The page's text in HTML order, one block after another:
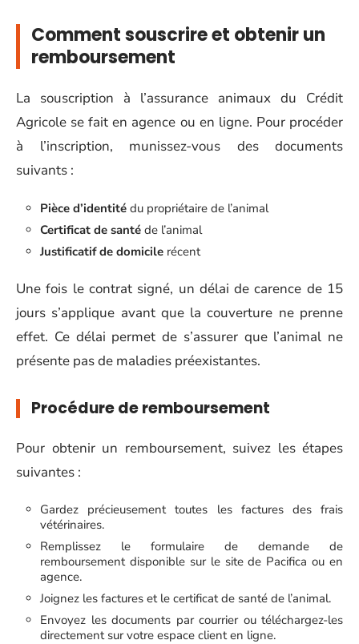
Comment souscrire et obtenir un
remboursement
La souscription à l’assurance animaux du Crédit
Agricole se fait en agence ou en ligne. Pour procéder
à l’inscription, munissez-vous des documents
suivants :
Pièce d’identité du propriétaire de l’animal
Certificat de santé de l’animal
Justificatif de domicile récent
Une fois le contrat signé, un délai de carence de 15
jours s’applique avant que la couverture ne prenne
effet. Ce délai permet de s’assurer que l’animal ne
présente pas de maladies préexistantes.
Procédure de remboursement
Pour obtenir un remboursement, suivez les étapes
suivantes :
Gardez précieusement toutes les factures des frais
vétérinaires.
Remplissez le formulaire de demande de
remboursement disponible sur le site de Pacifica ou en
agence.
Joignez les factures et le certificat de santé de l’animal.
Envoyez les documents par courrier ou téléchargez-les
directement sur votre espace client en ligne.